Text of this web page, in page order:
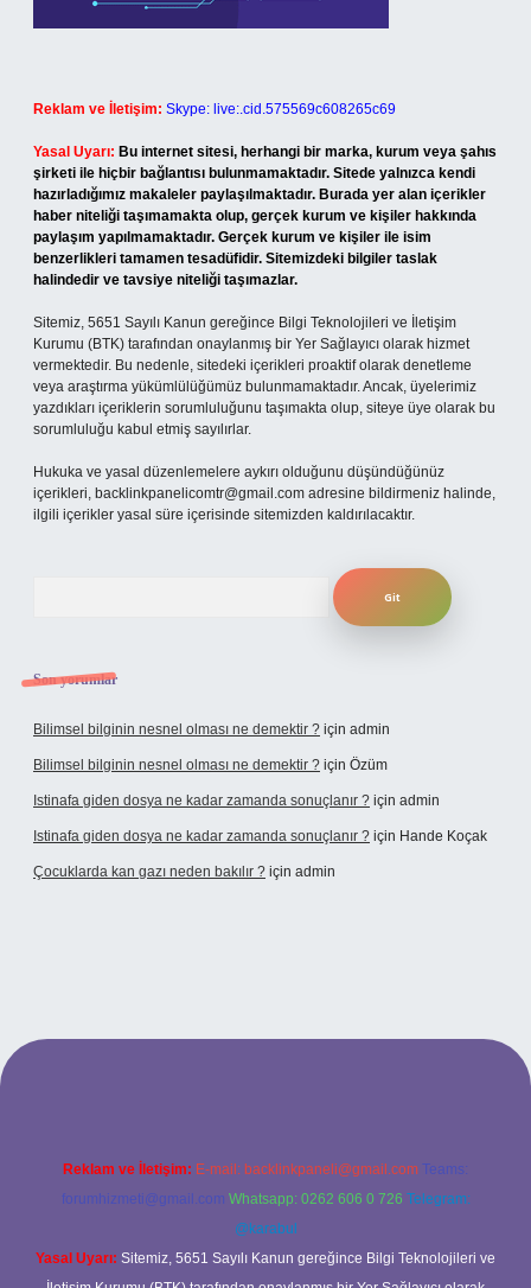
Reklam ve İletişim: Skype: live:.cid.575569c608265c69
Yasal Uyarı: Bu internet sitesi, herhangi bir marka, kurum veya şahıs
şirketi ile hiçbir bağlantısı bulunmamaktadır. Sitede yalnızca kendi
hazırladığımız makaleler paylaşılmaktadır. Burada yer alan içerikler
haber niteliği taşımamakta olup, gerçek kurum ve kişiler hakkında
paylaşım yapılmamaktadır. Gerçek kurum ve kişiler ile isim
benzerlikleri tamamen tesadüfidir. Sitemizdeki bilgiler taslak
halindedir ve tavsiye niteliği taşımazlar.
Sitemiz, 5651 Sayılı Kanun gereğince Bilgi Teknolojileri ve İletişim
Kurumu (BTK) tarafından onaylanmış bir Yer Sağlayıcı olarak hizmet
vermektedir. Bu nedenle, sitedeki içerikleri proaktif olarak denetleme
veya araştırma yükümlülüğümüz bulunmamaktadır. Ancak, üyelerimiz
yazdıkları içeriklerin sorumluluğunu taşımakta olup, siteye üye olarak bu
sorumluluğu kabul etmiş sayılırlar.
Hukuka ve yasal düzenlemelere aykırı olduğunu düşündüğünüz
içerikleri, backlinkpanelicomtr@gmail.com adresine bildirmeniz halinde,
ilgili içerikler yasal süre içerisinde sitemizden kaldırılacaktır.
Son yorumlar
Bilimsel bilginin nesnel olması ne demektir ? için admin
Bilimsel bilginin nesnel olması ne demektir ? için Özüm
Istinafa giden dosya ne kadar zamanda sonuçlanır ? için admin
Istinafa giden dosya ne kadar zamanda sonuçlanır ? için Hande Koçak
Çocuklarda kan gazı neden bakılır ? için admin
Reklam ve İletişim: E-mail: backlinkpaneli@gmail.com Teams:
forumhizmeti@gmail.com Whatsapp: 0262 606 0 726 Telegram:
@karabul
Yasal Uyarı: Sitemiz, 5651 Sayılı Kanun gereğince Bilgi Teknolojileri ve